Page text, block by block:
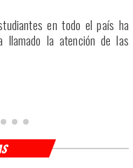
en todo el país ha
llamado la atención de las